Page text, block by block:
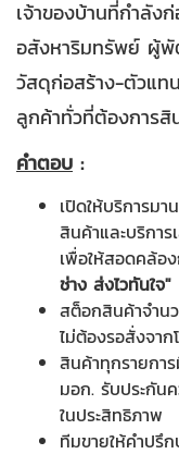
เจ้าของบ้านที่กำลัง
อสังหาริมทรัพย์ ผู้พั
วัสดุก่อสร้าง-ตัวแท
ลูกค้าทั่วที่ต้องการสิ
คำตอบ :
เปิดให้บริการม
สินค้าและบริการ
เพื่อให้สอดคล้อ
ช่าง ส่งไวทันใจ"
สต็อกสินค้าจำน
ไม่ต้องรอสั่งจา
สินค้าทุกรายกา
มอก. รับประกัน
ในประสิทธิภาพ
ทีมขายให้คำปรึ